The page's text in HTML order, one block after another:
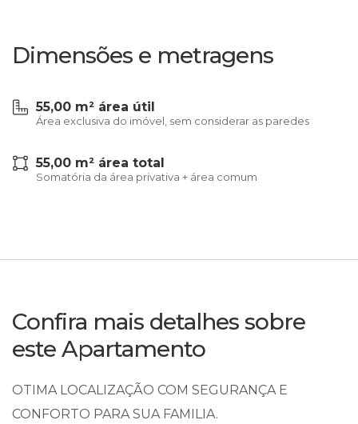
Dimensões e metragens
55,00 m² área útil
Área exclusiva do imóvel, sem considerar as paredes
55,00 m² área total
Somatória da área privativa + área comum
Confira mais detalhes sobre
este Apartamento
OTIMA LOCALIZAÇÃO COM SEGURANÇA E
CONFORTO PARA SUA FAMILIA.